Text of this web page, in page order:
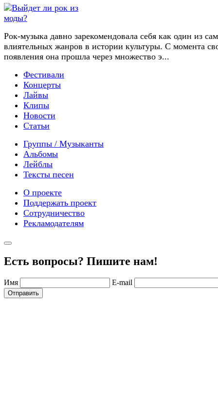
Рок-музыка давно зарекомендовала себя как один из
влиятельных жанров в истории культуры. С момента
появления она прошла через множество э...
Фестивали
Концерты
Лайвы
Клипы
Новости
Статьи
Группы / Музыканты
Альбомы
Лейблы
Тексты песен
О проекте
Поддержать проект
Сотрудничество
Рекламодателям
Есть вопросы? Пишите нам!
Имя E-mail